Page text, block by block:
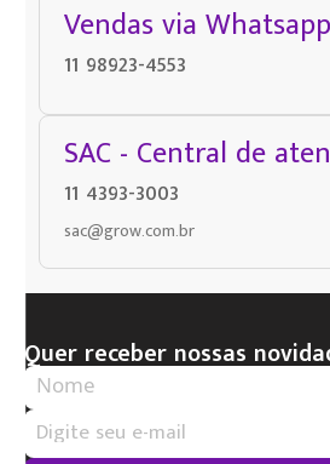
Vendas via Whatsapp
11 98923-4553
SAC - Central de
11 4393-3003
sac@grow.com.br
Quer receber nossas